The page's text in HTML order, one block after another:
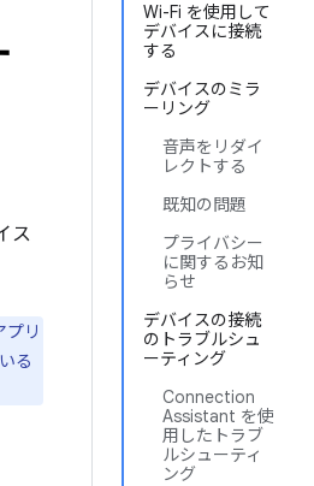
Wi-Fi を使用して
デバイスに接続
する
デバイスのミラ
ーリング
音声をリダイ
レクトする
既知の問題
プライバシー
に関するお知
らせ
デバイスの接続
のトラブルシュ
ーティング
Connection
Assistant を使
用したトラブ
ルシューティ
ング
ス
リ
る